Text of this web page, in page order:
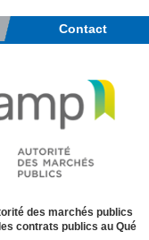
Contact
des marchés publics
contrats publics au Qué